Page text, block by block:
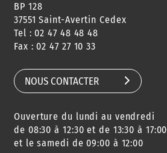
CONSEILS
DE QUARTIER
AGENDA
DES SORTIES
URBANISME
BP 128
37551 Saint-Avertin Cedex
Tel : 02 47 48 48 48
Fax : 02 47 27 10 33
NOUS CONTACTER
Ouverture du lundi au vendredi
de 08:30 à 12:30 et de 13:30 à 17:00
et le samedi de 09:00 à 12:00